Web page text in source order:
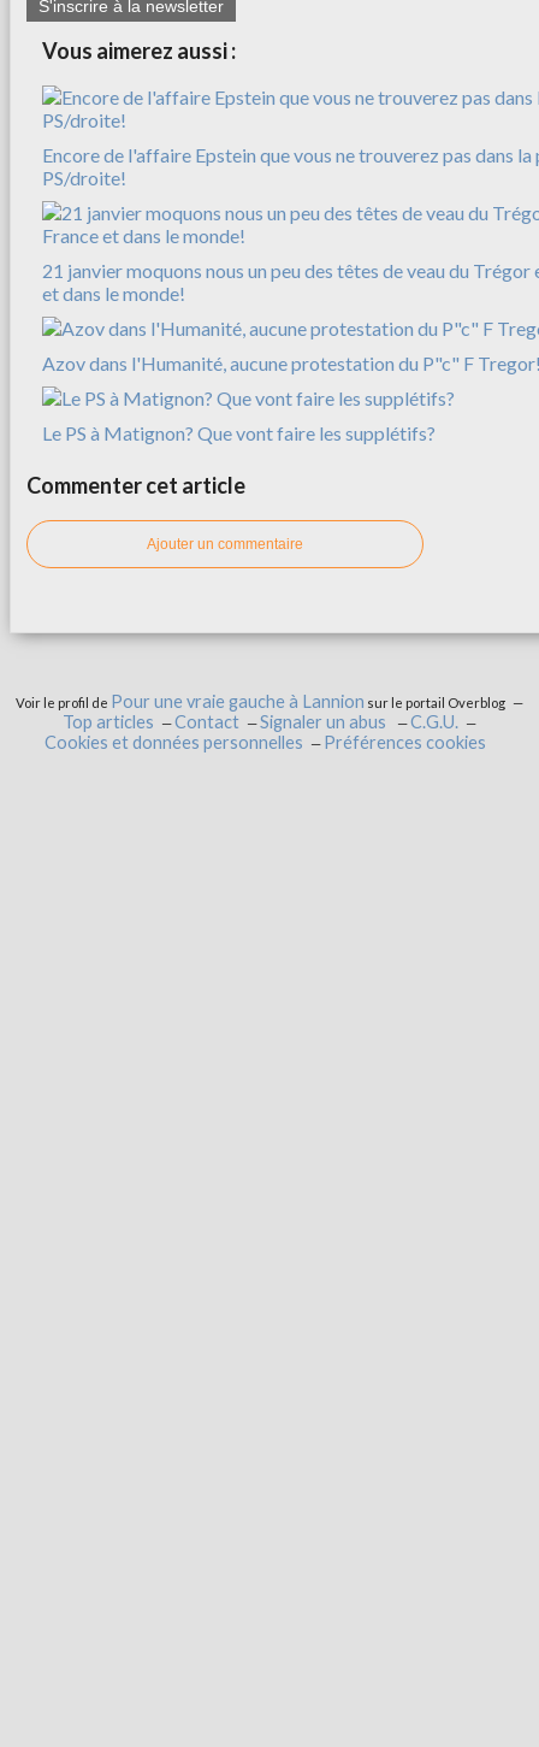
S'inscrire à la newsletter
Vous aimerez aussi :
Encore de l'affaire Epstein que vous ne trouverez pas dans
PS/droite!
21 janvier moquons nous un peu des têtes de veau du Trégor
et dans le monde!
Azov dans l'Humanité, aucune protestation du P"c" F
Le PS à Matignon? Que vont faire les supplétifs?
Commenter cet article
Ajouter un commentaire
Voir le profil de Pour une vraie gauche à Lannion sur le portail Overblog
Top articles Contact Signaler un abus
C.G.U.
Cookies et données personnelles
Préférences cookies